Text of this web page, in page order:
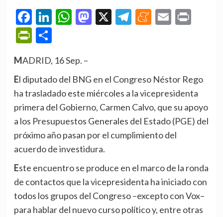
Facebook
LinkedIn
WhatsApp
Mastodon
X Telegram
Meneame
Email
PrintFriendly
Compartir
MADRID, 16 Sep. –
El diputado del BNG en el Congreso Néstor Rego
ha trasladado este miércoles a la vicepresidenta
primera del Gobierno, Carmen Calvo, que su apoyo
a los Presupuestos Generales del Estado (PGE) del
próximo año pasan por el cumplimiento del
acuerdo de investidura.
Este encuentro se produce en el marco de la ronda
de contactos que la vicepresidenta ha iniciado con
todos los grupos del Congreso –excepto con Vox–
para hablar del nuevo curso político y, entre otras